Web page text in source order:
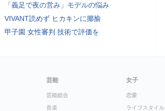
「義足で夜の営み」モデルの悩み
VIVANT読めず ヒカキンに揶揄
甲子園 女性審判 技術で評価を
芸能
芸能総合
音楽
女子
恋愛
ライフスタイル